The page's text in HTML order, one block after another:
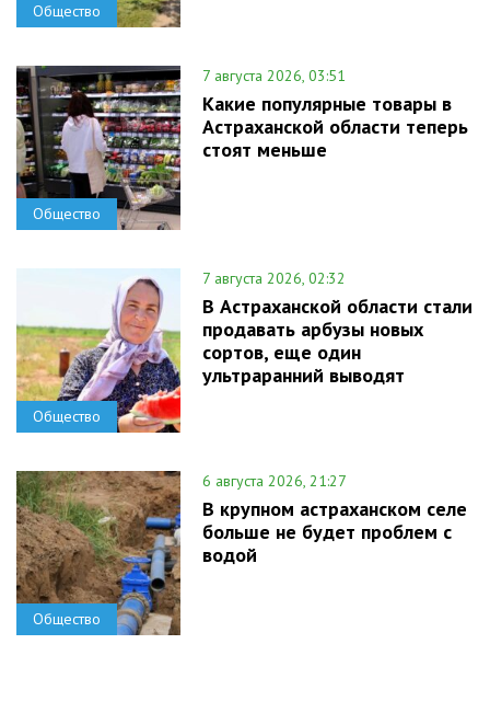
Общество
Общество
7 августа 2026, 03:51
Какие популярные товары в
Астраханской области теперь
стоят меньше
Общество
7 августа 2026, 02:32
В Астраханской области стали
продавать арбузы новых
сортов, еще один
ультраранний выводят
Общество
6 августа 2026, 21:27
В крупном астраханском селе
больше не будет проблем с
водой